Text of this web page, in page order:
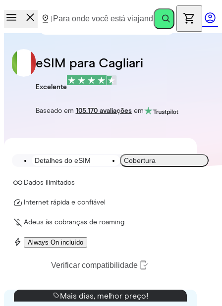
eSIM para Cagliari
Excelente
Baseado em 105.170 avaliaçõesem
Detalhes do eSIM Cobertura
Dados ilimitados
Internet rápida e confiável
Adeus às cobranças de roaming
Always On incluído
Verificar compatibilidade
Mais dias, melhor preço!